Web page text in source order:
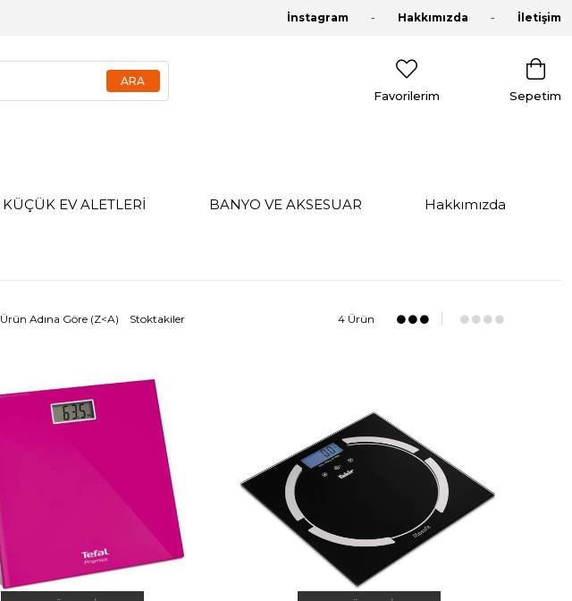
İnstagram Hakkımızda İletişim
Sepetim
Favorilerim
KÜÇÜK EV ALETLERİ BANYO VE AKSESUAR Hakkımızda
Ürün Adına Göre (Z<A) Stoktakiler 4 Ürün